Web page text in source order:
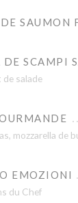
SAUMON
SCAMPI
de salade
mozzarella de
EMOZIONI
du Chef